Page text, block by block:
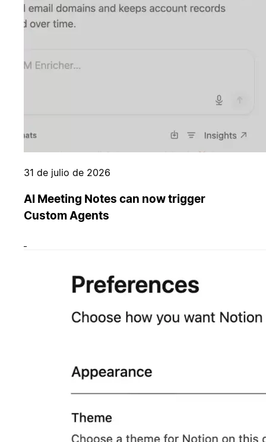
31 de julio de 2026
AI Meeting Notes can now trigger
Custom Agents